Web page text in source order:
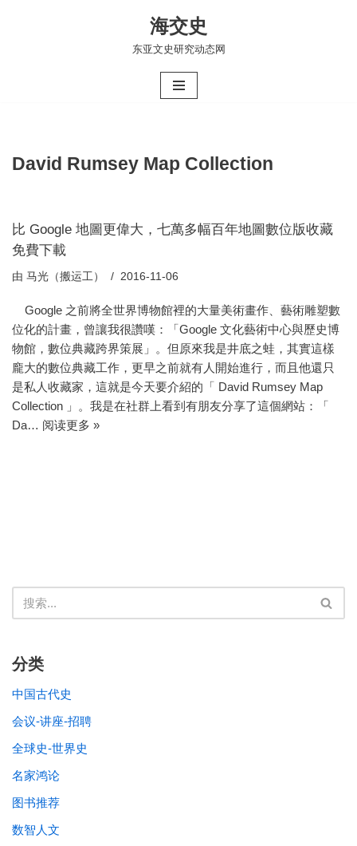
海交史
东亚文史研究动态网
David Rumsey Map Collection
比 Google 地圖更偉大，七萬多幅百年地圖數位版收藏
免費下載
由 马光（搬运工） 2016-11-06
Google 之前將全世界博物館裡的大量美術畫作、藝術雕塑數
位化的計畫，曾讓我很讚嘆：「Google 文化藝術中心與歷史博
物館，數位典藏跨界策展」。但原來我是井底之蛙，其實這樣
龐大的數位典藏工作，更早之前就有人開始進行，而且他還只
是私人收藏家，這就是今天要介紹的「 David Rumsey Map
Collection 」。我是在社群上看到有朋友分享了這個網站：「
Da… 阅读更多 »
分类
中国古代史
会议-讲座-招聘
全球史-世界史
名家鸿论
图书推荐
数智人文